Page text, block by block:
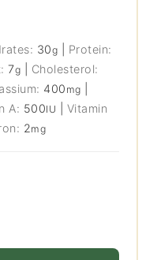
30g
Protein:
7g
Cholesterol:
400 mg
A: 500IU
Vitamin
2mg